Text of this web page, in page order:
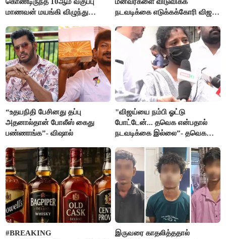
கொண்டிருந்த 10ஆம் வகுப்பு
மாணவன் மயங்கி விழுந்து
மீனவர்களை விடுவிக்க
நடவடிக்கை எடுக்கக்கோரி விஜய்
“உதயநிதி பேசினது தப்பு
அதனால்தான் போலீஸ் கைது
பண்ணாங்க”- விஷால்
"விஜய்யை நம்பி ஓட்டு
போட்டேன்... தவெக என்பதால்
நடவடிக்கை இல்லை”- தவெக
கதறல்
#BREAKING
இருவரை காதலித்ததால்